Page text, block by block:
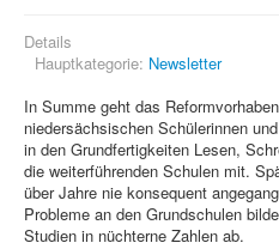
Details
Hauptkategorie: Newsletter
In Summe geht das
niedersächsischen Schülerinnen
in den Grundfertigkeiten Lesen,
die weiterführenden Schulen mit.
über Jahre nie konsequent
Probleme an den Grundschulen
Studien in nüchterne Zahlen ab.